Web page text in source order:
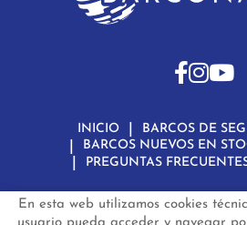
En esta web utilizamos cookies
INICIO
BARCOS DE
BARCOS NUEVOS EN
PREGUNTAS
Aviso Legal
Política de
Política de Cookies